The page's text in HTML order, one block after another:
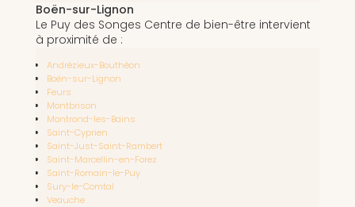
Boën-sur-Lignon
Le Puy des Songes Centre de bien-être intervient
à proximité de :
Andrézieux-Bouthéon
Boën-sur-Lignon
Feurs
Montbrison
Montrond-les-Bains
Saint-Cyprien
Saint-Just-Saint-Rambert
Saint-Marcellin-en-Forez
Saint-Romain-le-Puy
Sury-le-Comtal
Veauche